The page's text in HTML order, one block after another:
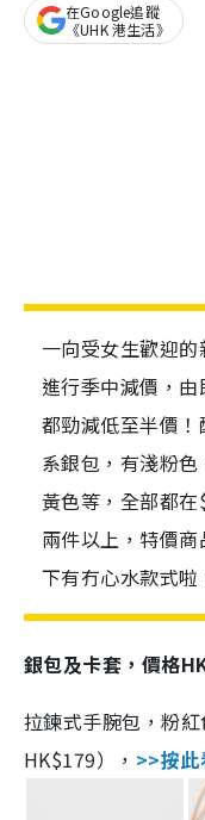
在Google追蹤
《UHK 港生活》
一向受女生歡迎
進行季中減價，
都勁減低至半價
系銀包，有淺粉
黃色等，全部都
兩件以上，特價
下有冇心水款式啦
銀包及卡套，價格
拉鍊式手腕包，粉
HK$179）， >>按